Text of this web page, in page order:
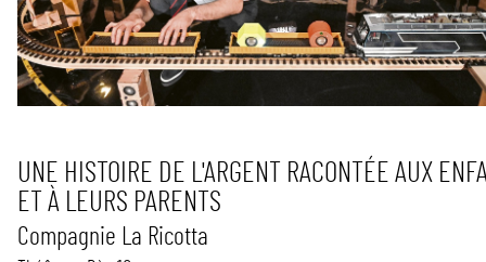
UNE HISTOIRE DE L'ARGENT RACONTÉE AUX
ET À LEURS PARENTS
Compagnie La Ricotta